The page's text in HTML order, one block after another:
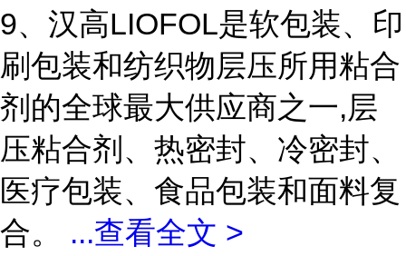
9、汉高LIOFOL是软包装、印
刷包装和纺织物层压所用粘合
剂的全球最大供应商之一,层
压粘合剂、热密封、冷密封、
医疗包装、食品包装和面料复
合。 ...查看全文 >